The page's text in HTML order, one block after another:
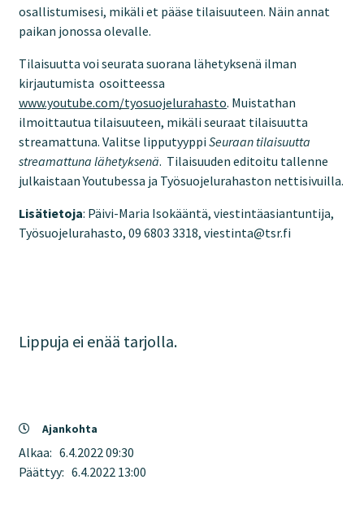
osallistumisesi, mikäli et pääse tilaisuuteen. Näin annat
paikan jonossa olevalle.
Tilaisuutta voi seurata suorana lähetyksenä ilman
kirjautumista osoitteessa
www.youtube.com/tyosuojelurahasto. Muistathan
ilmoittautua tilaisuuteen, mikäli seuraat tilaisuutta
streamattuna. Valitse lipputyyppi Seuraan tilaisuutta
streamattuna lähetyksenä. Tilaisuuden editoitu tallenne
julkaistaan Youtubessa ja Työsuojelurahaston nettisivuilla.
Lisätietoja: Päivi-Maria Isokääntä, viestintäasiantuntija,
Työsuojelurahasto, 09 6803 3318, viestinta@tsr.fi
Lippuja ei enää tarjolla.
Ajankohta
Alkaa: 6.4.2022 09:30
Päättyy: 6.4.2022 13:00